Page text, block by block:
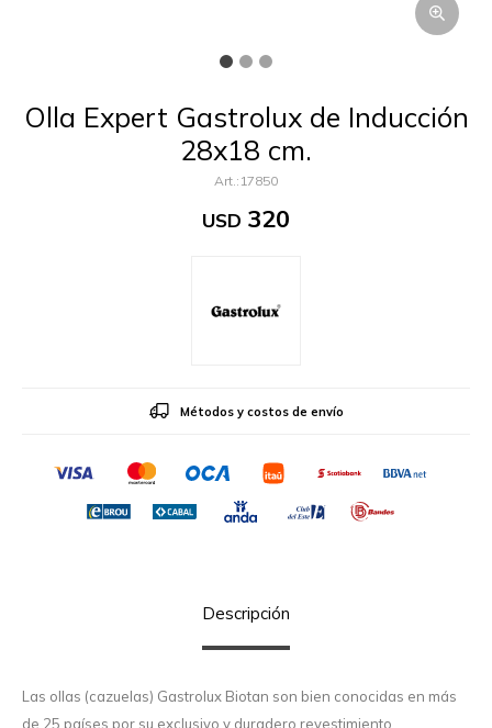
Olla Expert Gastrolux de Inducción
28x18 cm.
17850
USD 320
Métodos y costos de envío
Descripción
Las ollas (cazuelas) Gastrolux Biotan son bien conocidas en más
de 25 países por su exclusivo y duradero revestimiento